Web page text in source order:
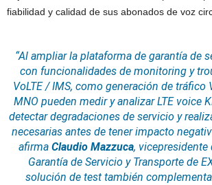
fiabilidad y calidad de sus abonados de voz
“Al ampliar la plataforma de garantía de
con funcionalidades de monitoring y
VoLTE / IMS, como generación de tráfico
MNO pueden medir y analizar LTE voice
detectar degradaciones de servicio y
necesarias antes de tener impacto
afirma Claudio Mazzuca, vicepresidente
Garantía de Servicio y Transporte de
solución de test también